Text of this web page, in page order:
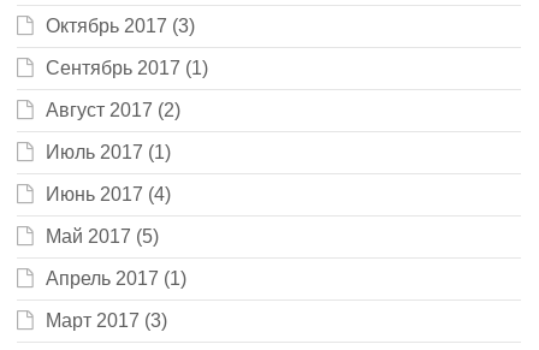
Октябрь 2017 (3)
Сентябрь 2017 (1)
Август 2017 (2)
Июль 2017 (1)
Июнь 2017 (4)
Май 2017 (5)
Апрель 2017 (1)
Март 2017 (3)